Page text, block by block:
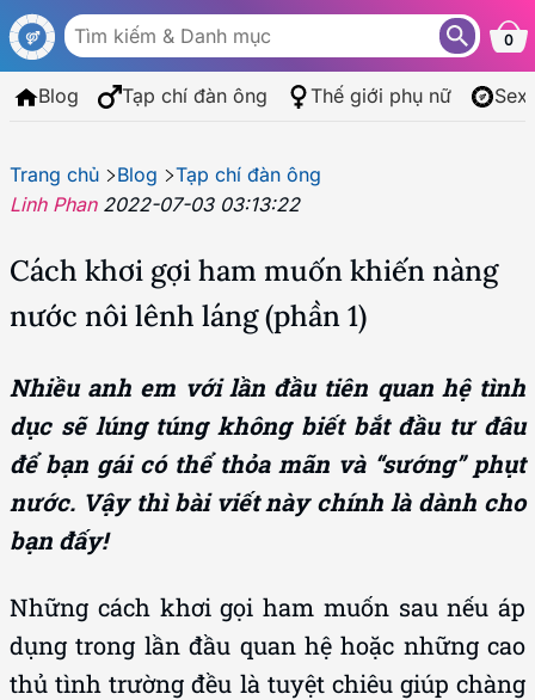
0
Blog Tạp chí đàn ông Thế giới phụ nữ
Trang chủ Blog
Tạp chí đàn ông
Linh Phan 2022-07-03 03:13:22
Cách khơi gợi ham muốn khiến nàng
nước nôi lênh láng (phần 1)
Nhiều anh em với lần đầu tiên quan hệ tình
dục sẽ lúng túng không biết bắt đầu tư đâu
để bạn gái có thể thỏa mãn và “sướng” phụt
nước. Vậy thì bài viết này chính là dành cho
bạn đấy!
Những cách khơi gọi ham muốn sau nếu áp
dụng trong lần đầu quan hệ hoặc những cao
thủ tình trường đều là tuyệt chiêu giúp chàng